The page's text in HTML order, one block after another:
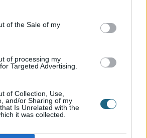
of the Sale of my
of processing my
Targeted Advertising.
of Collection, Use,
and/or Sharing of my
Is Unrelated with the
it was collected.